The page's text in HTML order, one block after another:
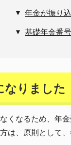
年金が振り
基礎年金番
なりました
くなるため、年
、原則として